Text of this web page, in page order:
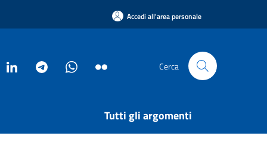
Accedi all'area personale
Cerca
Tutti gli argomenti